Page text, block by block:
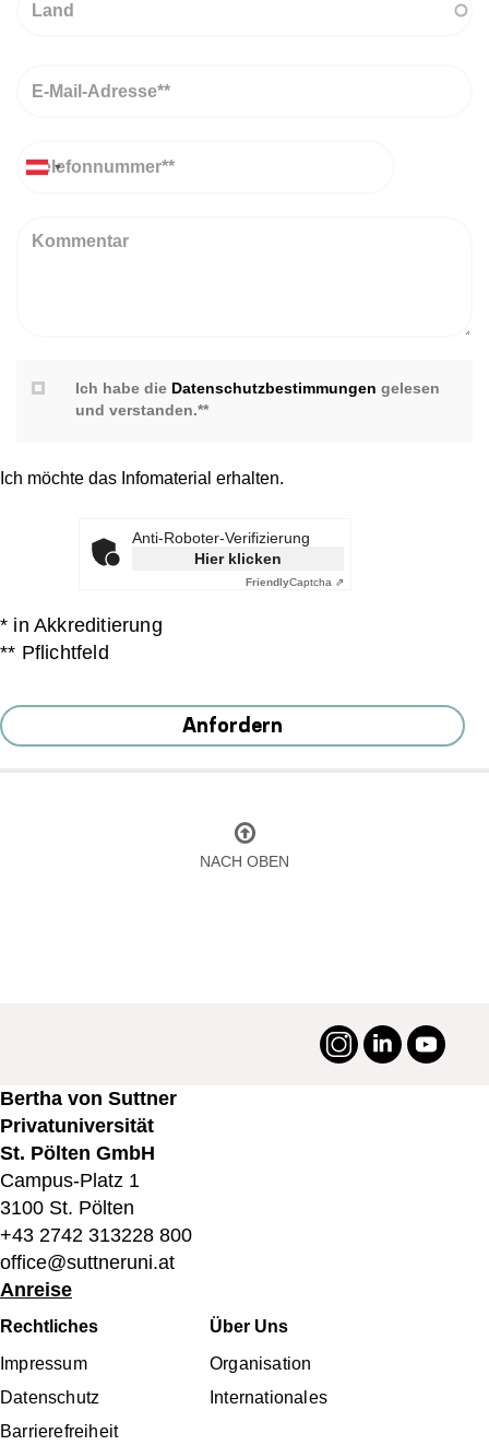
Ich habe die Datenschutzbestimmungen gelesen
und verstanden.**
Ich möchte das Infomaterial erhalten.
Anti-Roboter-Verifizierung
Hier klicken
FriendlyCaptcha ⇗
* in Akkreditierung
** Pflichtfeld
Anfordern
NACH OBEN
#suttneruni
Instagram
LinkedIn
Bertha von Suttner
Privatuniversität
St. Pölten GmbH
Campus-Platz 1
3100 St. Pölten
+43 2742 313228 800
office@suttneruni.at
Anreise
Fußbereichsmenü
Rechtliches
Impressum
Datenschutz
Barrierefreiheit
Über Uns
Organisation
Internationales